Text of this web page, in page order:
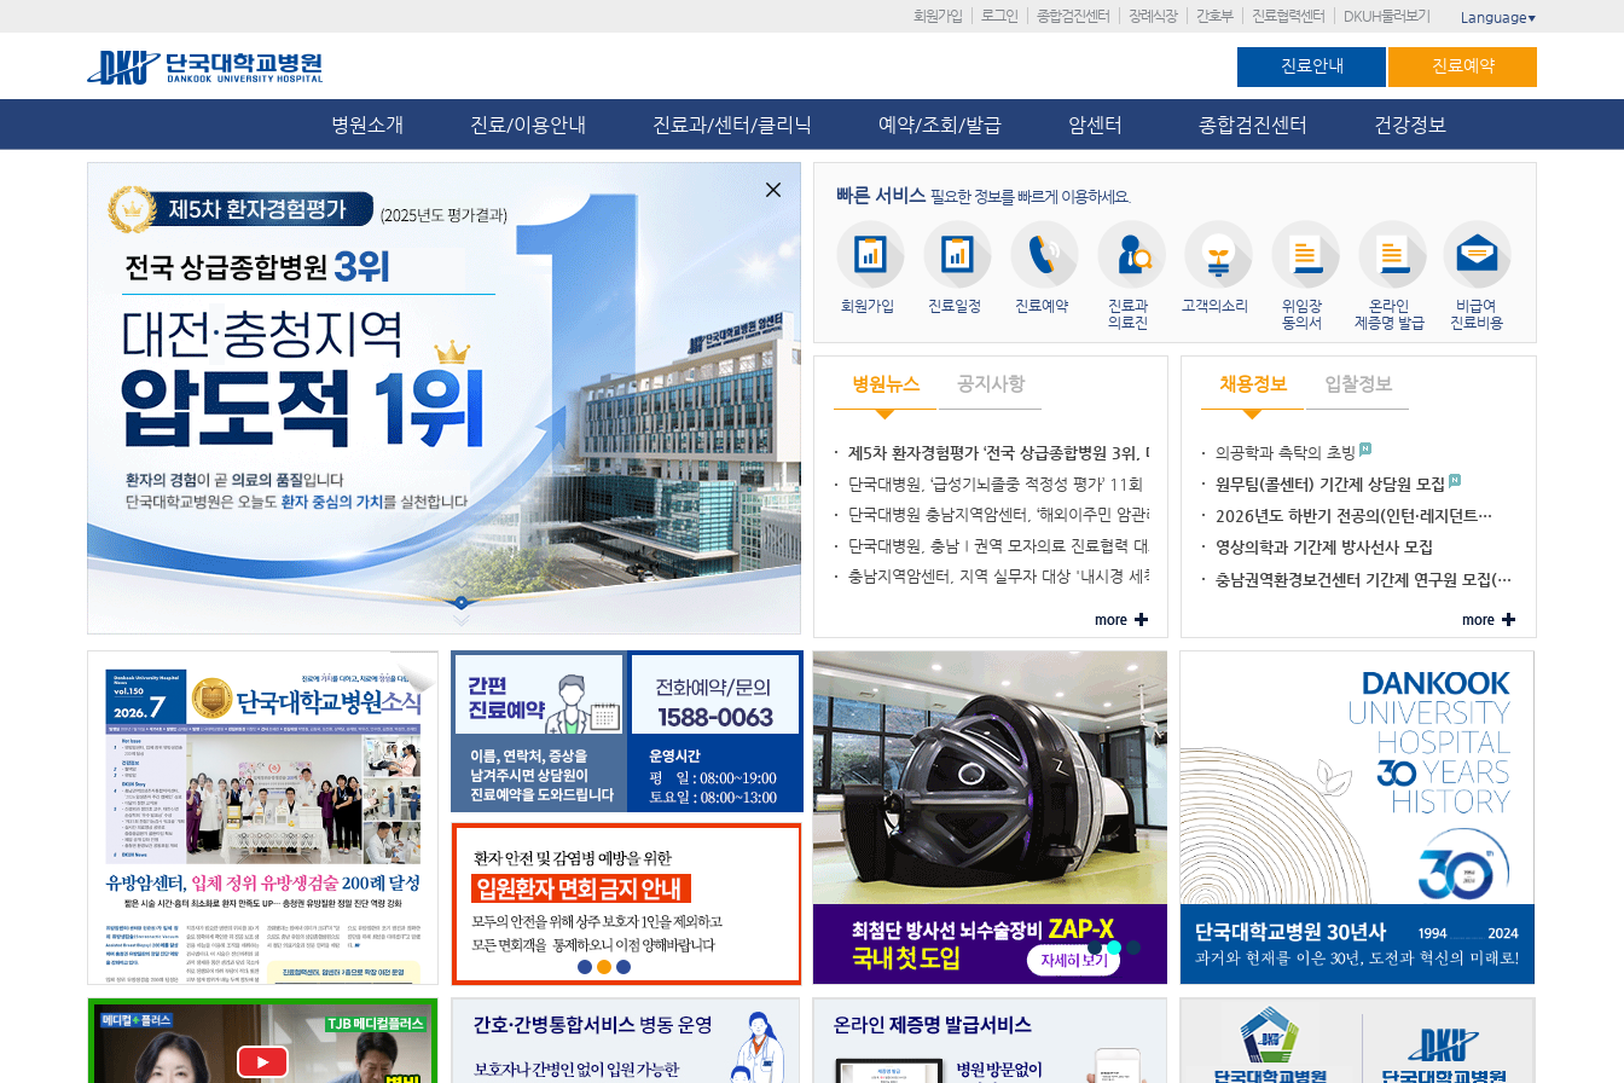
회원가입 로그인 종합검진센터 장례식장 간호부 진료협력센터 DKUH둘러보기 Language ▼
진료안내 진료예약
병원소개 진료/이용안내 진료과/센터/클리닉 예약/조회/발급 암센터 종합검진센터 건강정보
빠른 서비스 필요한 정보를 빠르게 이용하세요.
회원가입 진료일정 진료예약
진료과
의료진
고객의소리
위임장
동의서
온라인
제증명 발급
비급여
진료비용
채용정보
의공학과 촉탁의 초빙
원무팀(콜센터) 기간제 상담원 모집
2026년도 하반기 전공의(인턴·레지던트…
영상의학과 기간제 방사선사 모집
충남권역환경보건센터 기간제 연구원 모집(…
입찰정보
병원뉴스
제5차 환자경험평가 ‘전국 상급종합병원 3위, 대전…
단국대병원, ‘급성기뇌졸중 적정성 평가’ 11회 연…
단국대병원 충남지역암센터, ‘해외이주민 암관리 네비…
단국대병원, 충남Ⅰ권역 모자의료 진료협력 대표기관 …
충남지역암센터, 지역 실무자 대상 '내시경 세척·…
공지사항